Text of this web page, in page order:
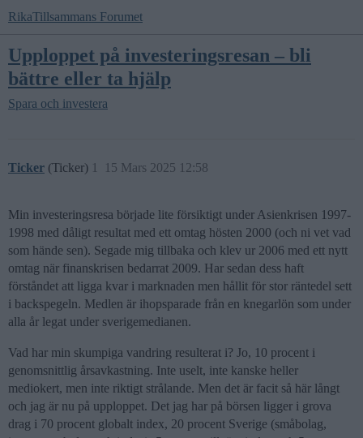
RikaTillsammans Forumet
Upploppet på investeringsresan – bli
bättre eller ta hjälp
Spara och investera
Ticker (Ticker) 15 Mars 2025 12:58
1
Min investeringsresa började lite försiktigt under Asienkrisen 1997-
1998 med dåligt resultat med ett omtag hösten 2000 (och ni vet vad
som hände sen). Segade mig tillbaka och klev ur 2006 med ett nytt
omtag när finanskrisen bedarrat 2009. Har sedan dess haft
förståndet att ligga kvar i marknaden men hållit för stor räntedel sett
i backspegeln. Medlen är ihopsparade från en knegarlön som under
alla år legat under sverigemedianen.
Vad har min skumpiga vandring resulterat i? Jo, 10 procent i
genomsnittlig årsavkastning. Inte uselt, inte kanske heller
mediokert, men inte riktigt strålande. Men det är facit så här långt
och jag är nu på upploppet. Det jag har på börsen ligger i grova
drag i 70 procent globalt index, 20 procent Sverige (småbolag,